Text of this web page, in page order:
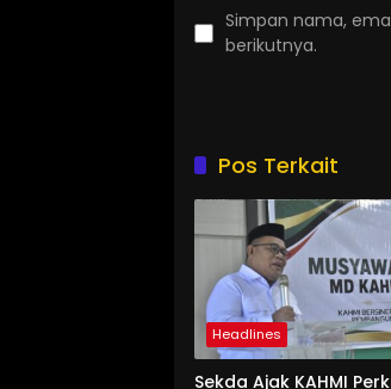
Simpan nama,
berikutnya.
Pos Terkait
Headlines
Sekda Ajak KAHMI